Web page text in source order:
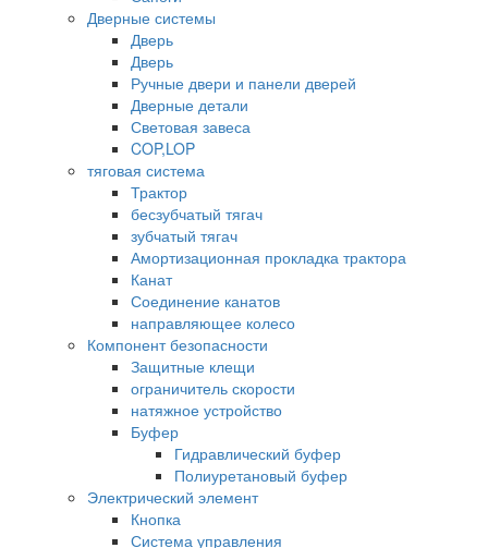
Дверные системы
Дверь
Дверь
Ручные двери и панели дверей
Дверные детали
Световая завеса
COP,LOP
тяговая система
Трактор
бесзубчатый тягач
зубчатый тягач
Амортизационная прокладка трактора
Канат
Соединение канатов
направляющее колесо
Компонент безопасности
Защитные клещи
ограничитель скорости
натяжное устройство
Буфер
Гидравлический буфер
Полиуретановый буфер
Электрический элемент
Кнопка
Система управления